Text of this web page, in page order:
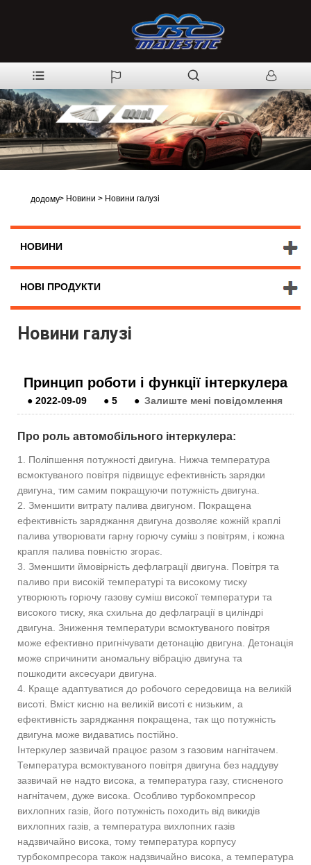
додому> Новини > Новини галузі
НОВИНИ
НОВІ ПРОДУКТИ
Новини галузі
Принцип роботи і функції інтеркулера
● 2022-09-09 ● 5 ● Залиште мені повідомлення
Про роль автомобільного інтеркулера:
1. Поліпшення потужності двигуна. Нижча температура
всмоктуваного повітря підвищує ефективність зарядки
двигуна, тим самим покращуючи потужність двигуна.
2. Зменшити витрату палива двигуном. Покращена
ефективність заряджання двигуна дозволяє кожній краплі
палива утворювати гарну горючу суміш з повітрям, і кожна
крапля палива повністю згорає.
3. Зменшити ймовірність дефлаграції двигуна. Повітря та
паливо при високій температурі та високому тиску
утворюють горючу газову суміш високої температури та
високого тиску, яка схильна до дефлаграції в циліндрі
двигуна. Зниження температури всмоктуваного повітря
може ефективно пригнічувати детонацію двигуна. Детонація
може спричинити аномальну вібрацію двигуна та
пошкодити аксесуари двигуна.
4. Краще адаптуватися до робочого середовища на великій
висоті. Вміст кисню на великій висоті є низьким, а
ефективність заряджання покращена, так що потужність
двигуна може видаватись постійно.
Інтеркулер зазвичай працює разом з газовим нагнітачем.
Температура всмоктуваного повітря двигуна без наддуву
зазвичай не надто висока, а температура газу, стисненого
нагнітачем, дуже висока. Особливо турбокомпресор
вихлопних газів, його потужність походить від викидів
вихлопних газів, а температура вихлопних газів
надзвичайно висока, тому температура корпусу
турбокомпресора також надзвичайно висока, а температура